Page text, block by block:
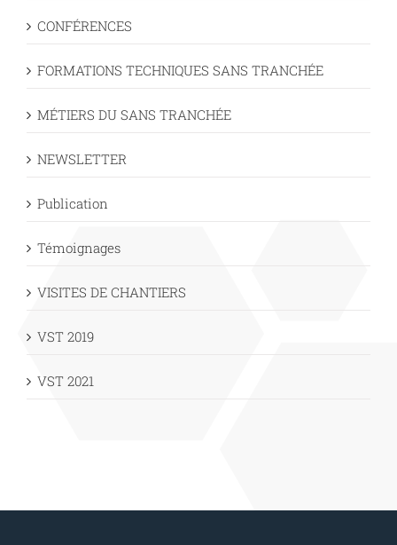
CONFÉRENCES
FORMATIONS TECHNIQUES SANS TRANCHÉE
MÉTIERS DU SANS TRANCHÉE
NEWSLETTER
Publication
Témoignages
VISITES DE CHANTIERS
VST 2019
VST 2021